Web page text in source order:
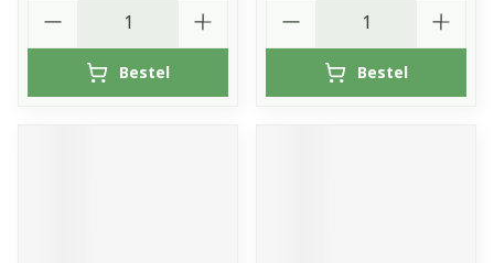
Bestel Bestel